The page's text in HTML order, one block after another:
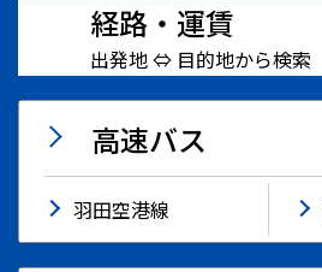
経路・運賃
出発地 ⇔ 目的地から検索
高速バス
羽田空港線